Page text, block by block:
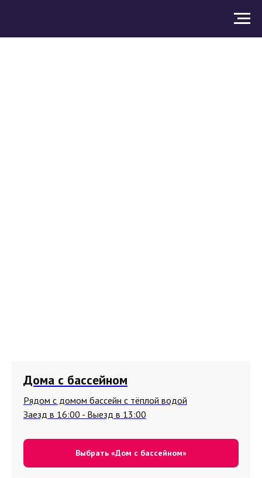
Дома с бассейном
Рядом с домом бассейн с тёплой водой
Заезд в 16:00 - Выезд в 13:00
Выбрать «Дом с бассейном»